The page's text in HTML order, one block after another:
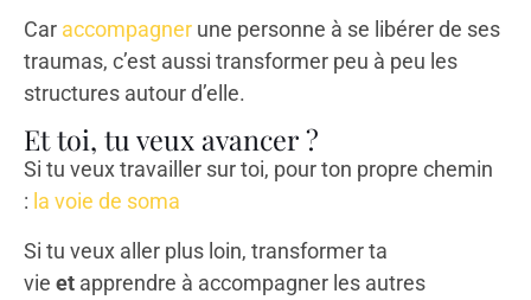
Car accompagner une personne à se libérer de ses
traumas, c’est aussi transformer peu à peu les
structures autour d’elle.
Et toi, tu veux avancer ?
Si tu veux travailler sur toi, pour ton propre chemin
: la voie de soma
Si tu veux aller plus loin, transformer ta
vie et apprendre à accompagner les autres